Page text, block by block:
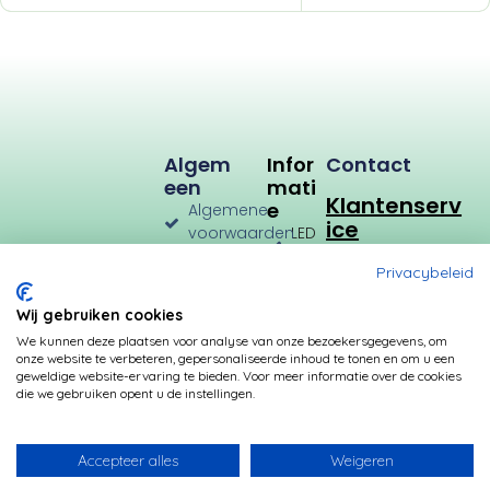
Infor
Mati
E
LED
Verbruik
Kleurtemperatuur
Algem
Een
Algemene
voorwaarden
Privacybeleid
Betalingsmogelijkheden
Contact
Klantenserv
ice
Privacybeleid
Wij gebruiken cookies
We kunnen deze plaatsen voor analyse van onze bezoekersgegevens, om
onze website te verbeteren, gepersonaliseerde inhoud te tonen en om u een
geweldige website-ervaring te bieden. Voor meer informatie over de cookies
die we gebruiken opent u de instellingen.
Accepteer alles Weigeren